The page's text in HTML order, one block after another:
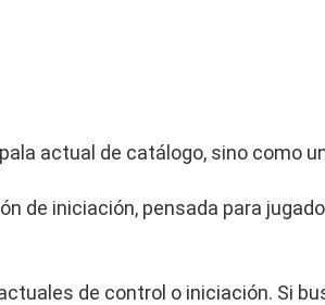
actual de catálogo, sino como
de iniciación, pensada para
de control o iniciación. Si